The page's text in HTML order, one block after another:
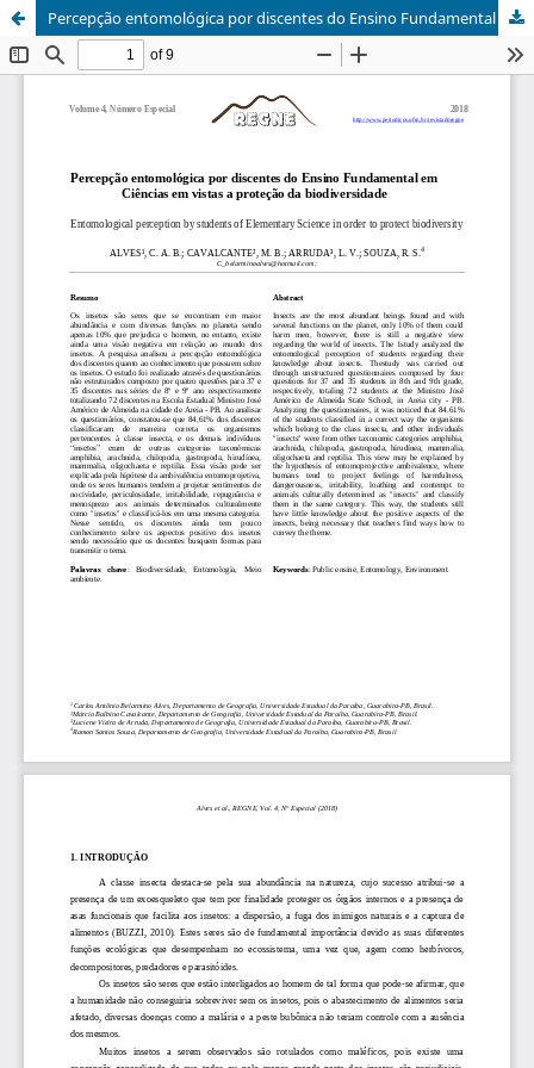
Percepção entomológica por discentes do Ensino Fundamental em Ciências em vistas a proteção da biodiversidade.